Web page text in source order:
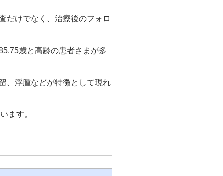
だけでなく、治療後のフォロ
歳と高齢の患者さまが多
、浮腫などが特徴として現れ
ます。